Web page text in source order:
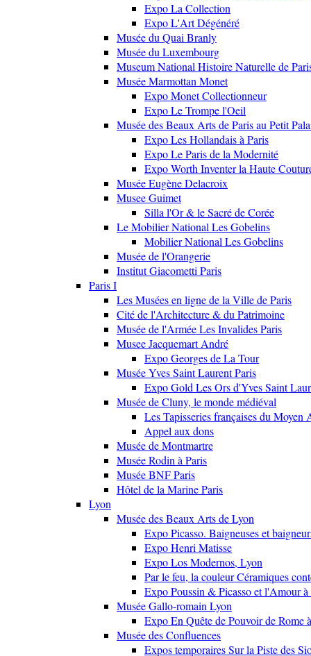
Expo La Collection
Expo L'Art Dégénéré
Musée du Quai Branly
Musée du Luxembourg
Museum National Histoire Naturelle de
Musée Marmottan Monet
Expo Monet Collectionneur
Expo Le Trompe l'Oeil
Musée des Beaux Arts de Paris au Petit
Expo Les Hollandais à Paris
Expo Le Paris de la Modernité
Expo Worth Inventer la Haute
Musée Eugène Delacroix
Musee Guimet
Silla l'Or & le Sacré de Corée
Le Mobilier National Les Gobelins
Mobilier National Les Gobelins
Musée de l'Orangerie
Institut Giacometti Paris
Paris I
Les Musées en ligne de la Ville de Paris
Cité de l'Architecture & du Patrimoine
Musée de l'Armée Les Invalides Paris
Musee Jacquemart André
Expo Georges de La Tour
Musée Yves Saint Laurent Paris
Expo Gold Les Ors d'Yves Saint
Musée de Cluny, le monde médiéval
Les Tapisseries françaises du Moyen
Appel aux dons
Musée de Montmartre
Musée Rodin à Paris
Musée BNF Paris
Hôtel de la Marine Paris
Lyon
Musée des Beaux Arts de Lyon
Expo Picasso. Baigneuses et
Expo Henri Matisse
Expo Los Modernos, Lyon
Par le feu, la couleur Céramiques
Expo Poussin & Picasso et l'Amour
Musée Gallo-romain Lyon
Expo En Quête de Pouvoir de Rome
Musée des Confluences
Expos temporaires Sur la Piste des